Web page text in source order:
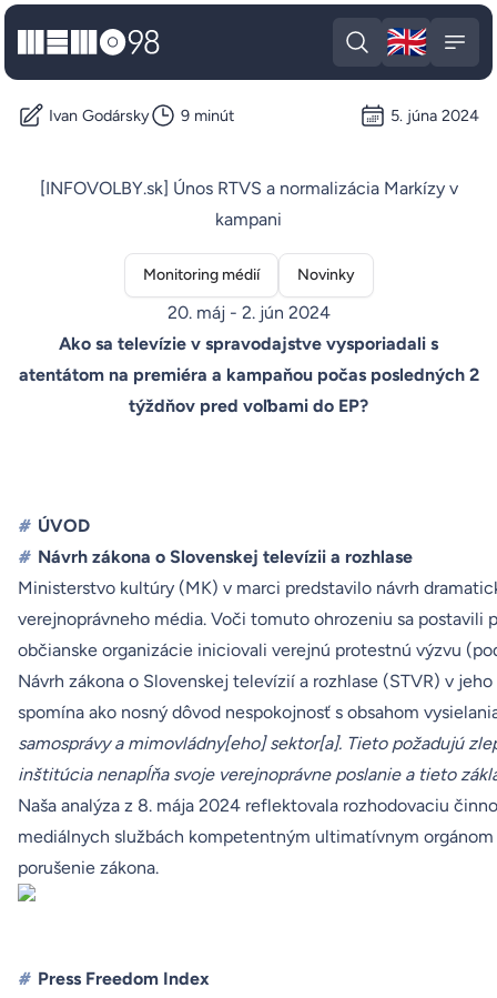
MEMO98
Open search
🇬🇧
Ivan Godársky 9 minút 5. júna 2024
[INFOVOLBY.sk] Únos RTVS a normalizácia Markízy v
kampani
Monitoring médií Novinky
20. máj - 2. jún 2024
Ako sa televízie v spravodajstve vysporiadali s
atentátom na premiéra a kampaňou počas posledných 2
týždňov pred voľbami do EP?
# ÚVOD
# Návrh zákona o Slovenskej televízii a rozhlase
Ministerstvo kultúry (MK) v marci predstavilo návrh
verejnoprávneho média. Voči tomuto ohrozeniu sa postavili
občianske organizácie iniciovali verejnú protestnú výzvu
Návrh zákona o Slovenskej televízií a rozhlase (STVR) v
spomína ako nosný dôvod nespokojnosť s obsahom
samosprávy a mimovládny[eho] sektor[a]. Tieto požadujú
inštitúcia nenapĺňa svoje verejnoprávne poslanie a tieto
Naša analýza z 8. mája 2024 reflektovala rozhodovaciu
mediálnych službách kompetentným ultimatívnym orgánom
porušenie zákona.
# Press Freedom Index